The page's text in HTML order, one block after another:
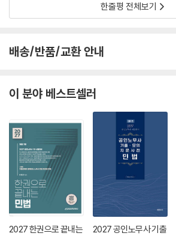
한줄평 전체보기
배송/반품/교환 안내
이 분야 베스트셀러
2027 한권으로 끝내는
2027 공인노무사 기출